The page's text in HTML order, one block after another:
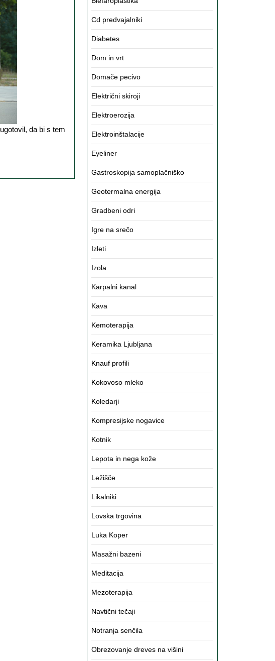
v
službo
Cd predvajalniki
Diabetes
Dom in vrt
Domače pecivo
Električni skiroji
Elektroerozija
Elektroinštalacije
Eyeliner
Gastroskopija samoplačniško
Geotermalna energija
Gradbeni odri
Igre na srečo
Izleti
Izola
Karpalni kanal
Kava
Kemoterapija
Keramika Ljubljana
Knauf profili
Kokovoso mleko
Koledarji
Kompresijske nogavice
Kotnik
Lepota in nega kože
Ležišče
Likalniki
Lovska trgovina
Luka Koper
Masažni bazeni
Meditacija
Mezoterapija
Navtični tečaji
Notranja senčila
Obrezovanje dreves na višini